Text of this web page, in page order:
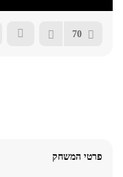
70
פרטי המשחק